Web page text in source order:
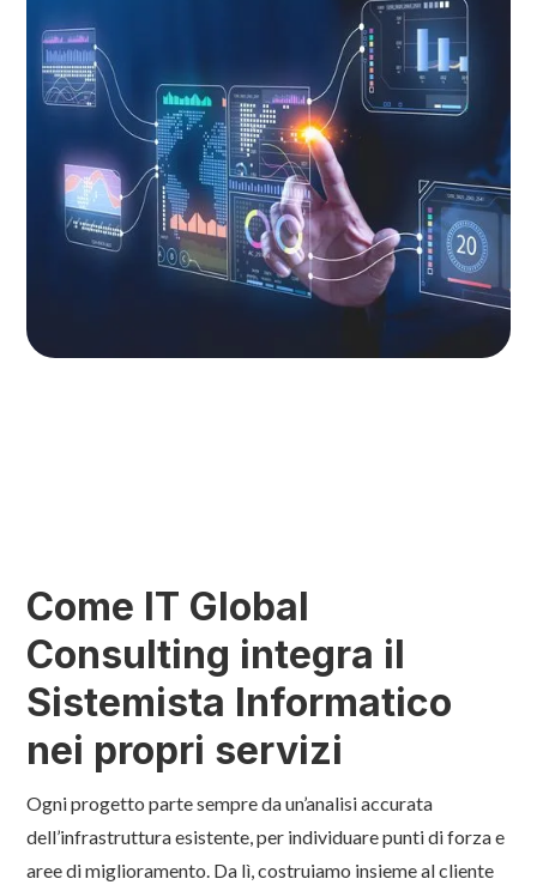
Come IT Global
Consulting integra il
Sistemista Informatico
nei propri servizi
Ogni progetto parte sempre da un’analisi accurata
dell’infrastruttura esistente, per individuare punti di forza e
aree di miglioramento. Da lì, costruiamo insieme al cliente